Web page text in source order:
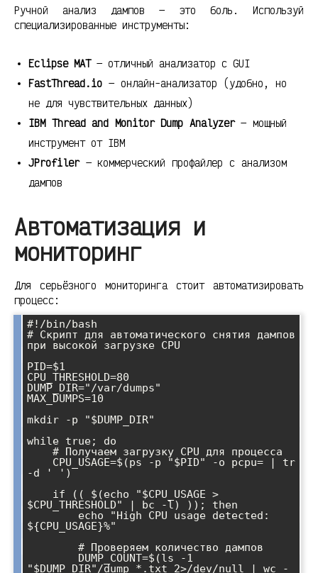
Ручной анализ дампов — это боль. Используй
специализированные инструменты:
Eclipse MAT— отличный анализатор с GUI
FastThread.io — онлайн-анализатор (удобно, но
не для чувствительных данных)
IBM Thread and Monitor Dump Analyzer— мощный
инструмент от IBM
JProfiler— коммерческий профайлер с анализом
дампов
Автоматизация и
мониторинг
Для серьёзного мониторинга стоит автоматизировать
процесс:
#!/bin/bash
# Скрипт для автоматического снятия дампов
при высокой загрузке CPU
PID=$1
CPU_THRESHOLD=80
DUMP_DIR="/var/dumps"
MAX_DUMPS=10
mkdir -p "$DUMP_DIR"
while true; do
-d ' ')
$CPU_THRESHOLD" | bc -l) )); then
        echo "High CPU usage detected:
${CPU_USAGE}%"
"$DUMP_DIR"/dump_*.txt 2>/dev/null | wc -